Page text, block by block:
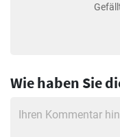
Wie haben Sie